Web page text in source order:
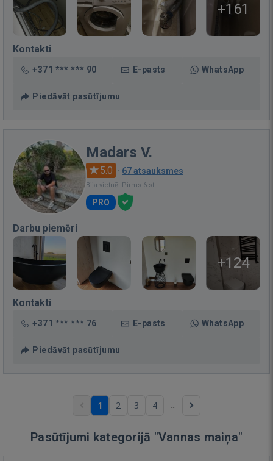
+161
Kontakti
+371 *** *** 90 E-pasts WhatsApp
Piedāvāt pasūtījumu
Madars V.
5.0 · 67 atsauksmes
Bija vietnē: Pirms 6 st.
PRO
Darbu piemēri
+124
Kontakti
+371 *** *** 76 E-pasts WhatsApp
Piedāvāt pasūtījumu
1 2 3 4 ...
Pasūtījumi kategorijā "Vannas maiņa"